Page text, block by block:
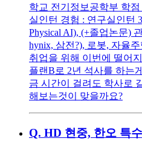
학교 전기정보공학부 학점
실인턴 경험 : 연구실인턴
Physical AI), (+졸업논문)
hynix, 삼전?), 로봇, 자율
취업을 위해 이번에 떨어
플랜B로 2년 석사를 하는
금 시간이 걸려도 학사로
해보는것이 맞을까요?
Q. HD 현중, 한오 특